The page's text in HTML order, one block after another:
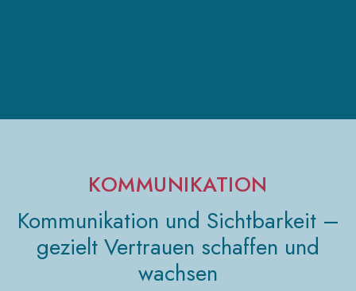
KOMMUNIKATION
Kommunikation und Sichtbarkeit –
gezielt Vertrauen schaffen und
wachsen